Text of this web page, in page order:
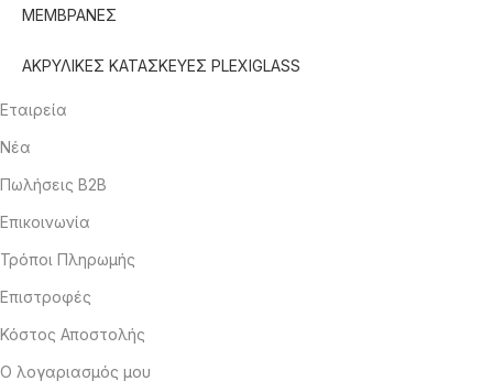
ΜΕΜΒΡΑΝΕΣ
ΑΚΡΥΛΙΚΕΣ ΚΑΤΑΣΚΕΥΕΣ PLEXIGLASS
Εταιρεία
Νέα
Πωλήσεις B2B
Επικοινωνία
Τρόποι Πληρωμής
Επιστροφές
Κόστος Αποστολής
Ο λογαριασμός μου